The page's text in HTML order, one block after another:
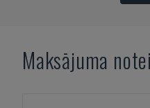
Maksājuma